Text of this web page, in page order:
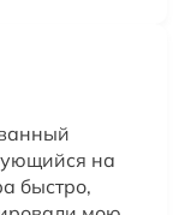
на
быстро,